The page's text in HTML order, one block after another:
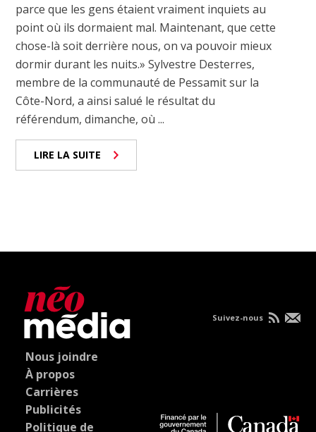
parce que les gens étaient vraiment inquiets au
point où ils dormaient mal. Maintenant, que cette
chose-là soit derrière nous, on va pouvoir mieux
dormir durant les nuits.» Sylvestre Desterres,
membre de la communauté de Pessamit sur la
Côte-Nord, a ainsi salué le résultat du
référendum, dimanche, où ...
LIRE LA SUITE
Nous joindre
À propos
Carrières
Publicités
Politique de
Suivez-nous